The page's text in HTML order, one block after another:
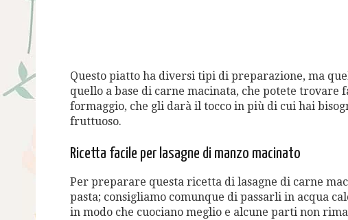
Questo piatto ha diversi tipi di preparazione, ma
quello a base di carne macinata, che potete trovare
formaggio, che gli darà il tocco in più di cui hai
fruttuoso.
Ricetta facile per lasagne di manzo macinato
Per preparare questa ricetta di lasagne di carne
pasta; consigliamo comunque di passarli in acqua
in modo che cuociano meglio e alcune parti non